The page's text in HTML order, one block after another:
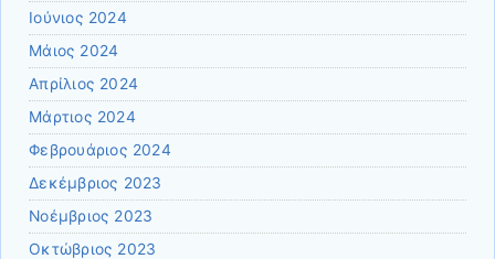
Ιούνιος 2024
Μάιος 2024
Απρίλιος 2024
Μάρτιος 2024
Φεβρουάριος 2024
Δεκέμβριος 2023
Νοέμβριος 2023
Οκτώβριος 2023